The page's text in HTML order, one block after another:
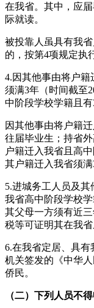
在我省。其中，应
际就读。
被投靠人虽具有我
的，按第4项规定执
4.因其他事由将户
须满3年（时间截至
中阶段学校学籍且有
因其他事由将户籍
往届毕业生；持省
户籍迁入我省且高
其户籍迁入我省须
5.进城务工人员及
我省高中阶段学校
其父母一方须有近
税等可证明其在我省
6.在我省定居、具
机关签发的《中华
侨民。
（二）下列人员不